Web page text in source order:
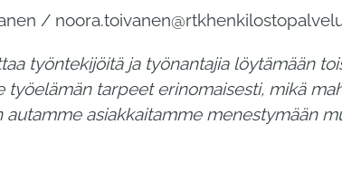
/
työntekijöitä ja työnantajia löytämään
työelämän tarpeet erinomaisesti, mikä
asiakkaitamme menestymään